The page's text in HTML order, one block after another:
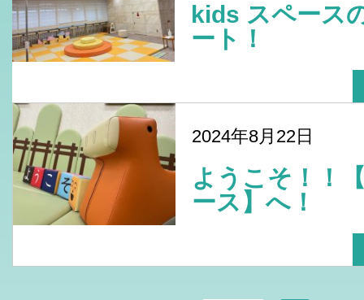
kids スペース
ート！
2024年8月22日
ようこそ！！
ース】へ！